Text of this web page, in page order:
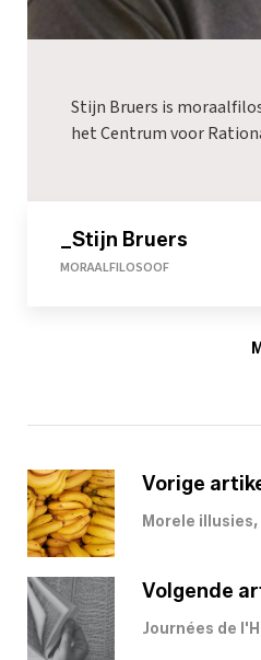
Stijn Bruers is
hetCentrum voor
_Stijn Bruers
MORAALFILOSOOF
Vorige
Morele
Volgende
Journées de